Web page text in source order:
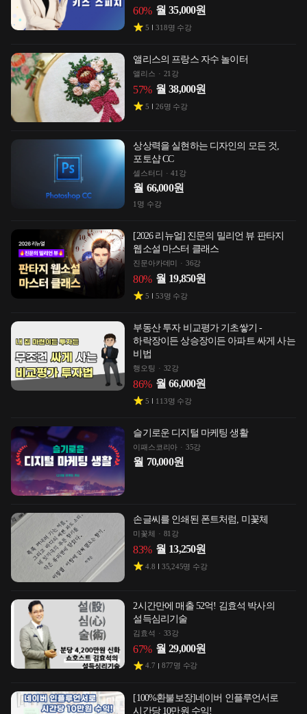
60% 월 35,000원
5 318명 수강
앨리스의 프랑스 자수 놀이터
앨리스 21강
57% 월 38,000원
5 26명 수강
상상력을 실현하는 디자인의 모든 것,
포토샵 CC
셀스터디 41강
월 66,000원
1 명 수강
[2026 리뉴얼] 진문의 밀리언 뷰 판타지
웹소설 마스터 클래스
진문아카데미 36강
80% 월 19,850원
5 53명 수강
부동산 투자 비교평가 기초쌓기 -
하락장이든 상승장이든 아파트 싸게 사는
비법
행오팅 32강
86% 월 66,000원
5 113명 수강
슬기로운 디지털 마케팅 생활
이패스코리아 35강
월 70,000원
손글씨를 인쇄된 폰트처럼, 미꽃체
미꽃체 81강
83% 월 13,250원
4.8 35,245명 수강
2시간만에 매출 52억! 김효석 박사의
설득심리기술
김효석 33강
67% 월 29,000원
4.7 877명 수강
[100%환불보장]네이버 인플루언서로
시간당 10만원 수익!